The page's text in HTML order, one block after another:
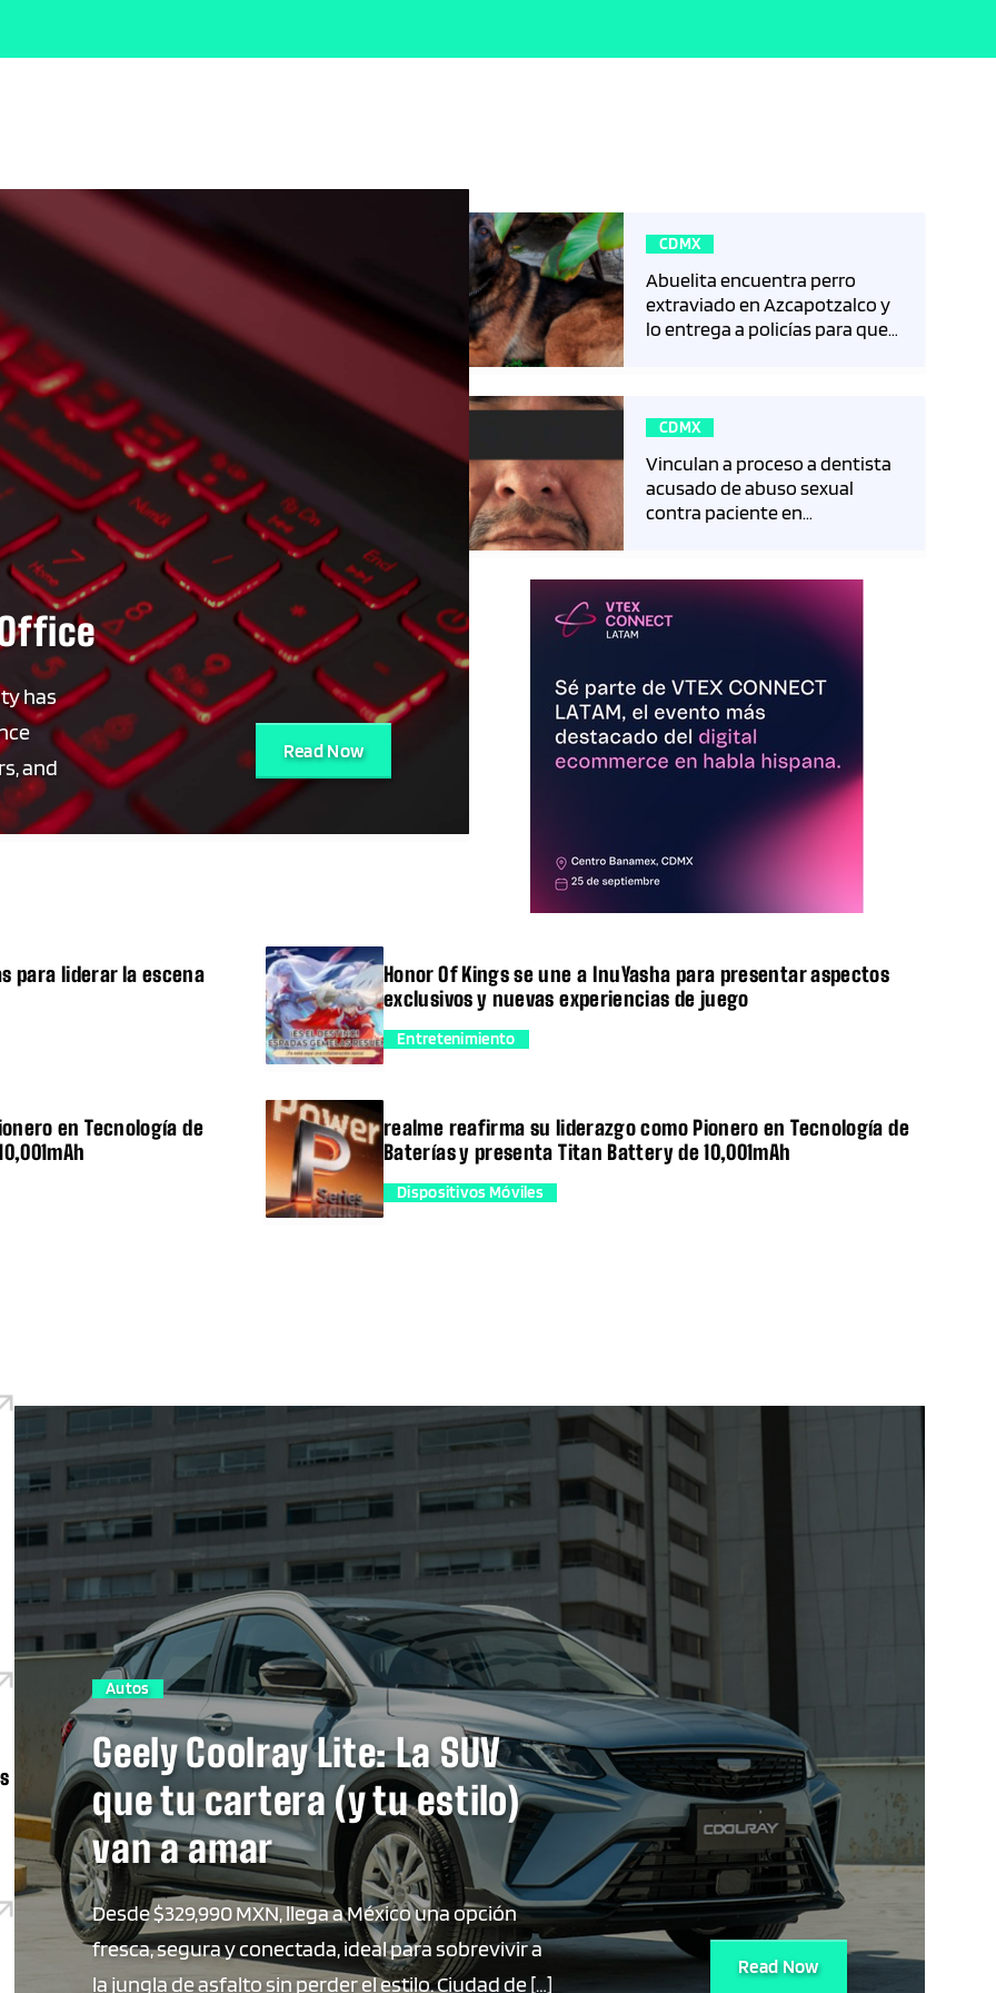
has
and
Read Now
trending_flat
CDMX
Abuelita encuentra perro
extraviado en Azcapotzalco y
lo entrega a policías para que
trending_flat
CDMX
Vinculan a proceso a dentista
acusado de abuso sexual
contra paciente en
para liderar la escena
trending_flat
Honor Of Kings se une a InuYasha para presentar aspectos
exclusivos y nuevas experiencias de juego
Entretenimiento
en Tecnología de
realme reafirma su liderazgo como Pionero en Tecnología de
Baterías y presenta Titan Battery de 10,001mAh
Dispositivos Móviles
Autos
Geely Coolray Lite: La SUV
que tu cartera (y tu estilo)
van a amar
Desde $329,990 MXN, llega a México una opción
fresca, segura y conectada, ideal para sobrevivir a
la jungla de asfalto sin perder el estilo. Ciudad de […]
Read Now